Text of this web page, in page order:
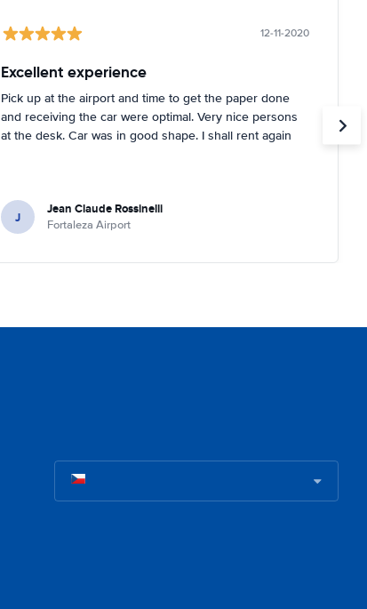
12-11-2020
Excellent experience
Pick up at the airport and time to get the paper done
and receiving the car were optimal. Very nice persons
at the desk. Car was in good shape. I shall rent again
J Jean Claude Rossinelli
Fortaleza Airport